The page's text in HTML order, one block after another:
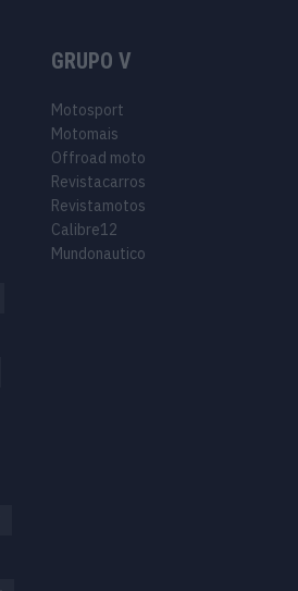
GRUPO V
Motosport
Motomais
Offroad moto
Revistacarros
Revistamotos
Calibre12
Mundonautico